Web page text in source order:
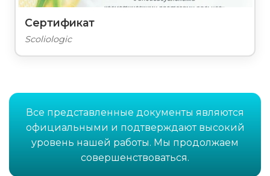
Сертификат
Scoliologic
Все представленные документы являются
официальными и подтверждают высокий
уровень нашей работы. Мы продолжаем
совершенствоваться.